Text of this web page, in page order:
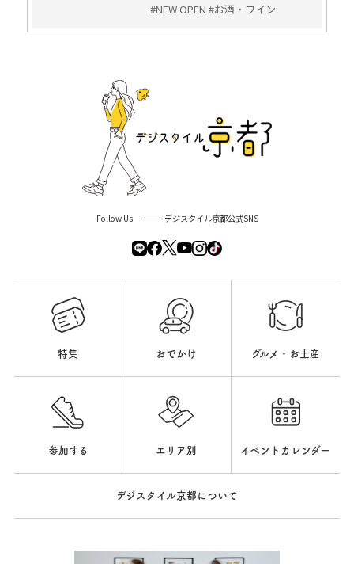
#NEW OPEN #お酒・ワイン
Follow Us デジスタイル京都公式SNS
特集 おでかけ グルメ・お土産
参加する エリア別 イベントカレンダー
デジスタイル京都について